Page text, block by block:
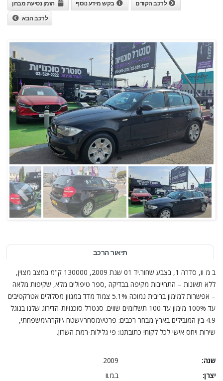
הוסף קו תחתון לקישורים
לאפס את כל האפשרויות
cached
לרכב הקודם בקש מידע נוסף הזמן נסיעת מבחן
לרכב הבא
תיאור הרכב
ב מ וו, סדרה 1, בצבע שחור.יד 01 שנת 2009, 130000 ק"מ במצב מצוין,
ללא תאונות – התחייבות מקיפה בבדיקה ,ספר טיפולים מלא, שקיפות מלאה
– אפשרות למימון בריבית נמוכה 5.1% צמוד מדד במגוון מסלולים אטרקטיבים
עד 100% מימון עד-100 תשלומים שווים. סנטרל סוכנויות-הדירוג שלנו בגוגל
4.9 בין המובילים בארץ מבחר רכבים: פרטי\מסחרי\שטח \יוקרה\משפחתי,
שירות ויחס אישי לכל לקוח! כתובתנו: פי גלילות-רמת השרון.
שנה:
2009
יצרן:
ב.מ.וו